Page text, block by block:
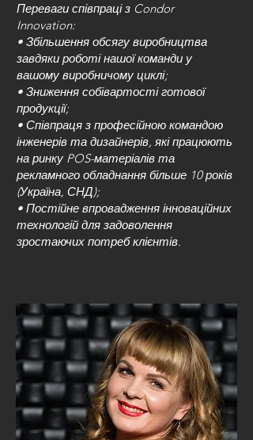
Переваги співпраці з Condor
Innovation:
• Збільшення обсягу виробництва
завдяки роботі нашої команди у
вашому виробничому циклі;
• Зниження собівартості готової
продукції;
• Співпраця з професійною командою
інженерів та дизайнерів, які працюють
на ринку POS-матеріалів та
рекламного обладнання більше 10 років
(Україна, СНД);
• Постійне впровадження інноваційних
технологій для задоволення
зростаючих потреб клієнтів.